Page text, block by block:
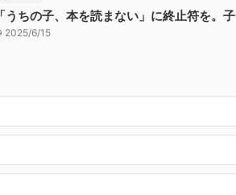
「うちの子、本を読まない」に終止符を。
2025/6/15